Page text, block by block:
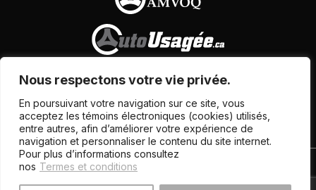
Nous respectons votre vie privée.
En poursuivant votre navigation sur ce site, vous
acceptez les témoins électroniques (cookies) utilisés,
entre autres, afin d’améliorer votre expérience de
navigation et personnaliser le contenu du site internet.
Pour plus d’informations consultez
nos Termes et conditions
Termes et conditions| © Tous droits réservés 2026
Association des marchands de véhicules d'occasion du